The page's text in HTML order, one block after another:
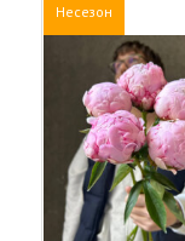
Несезон